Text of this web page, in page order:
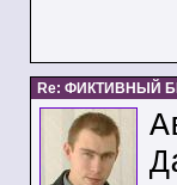
Re: ФИКТИВНЫЙ